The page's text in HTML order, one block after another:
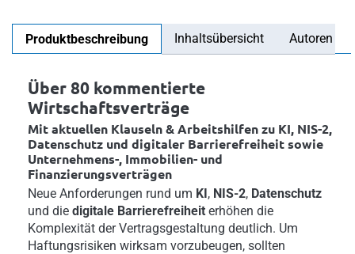
Produktbeschreibung Inhaltsübersicht Autoren
Über 80 kommentierte
Wirtschaftsverträge
Mit aktuellen Klauseln & Arbeitshilfen zu KI, NIS-2,
Datenschutz und digitaler Barrierefreiheit sowie
Unternehmens-, Immobilien- und
Finanzierungsverträgen
Neue Anforderungen rund um KI, NIS-2, Datenschutz
und die digitale Barrierefreiheit erhöhen die
Komplexität der Vertragsgestaltung deutlich. Um
Haftungsrisiken wirksam vorzubeugen, sollten